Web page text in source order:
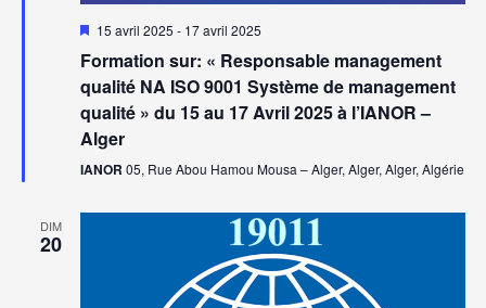
Mis
avant
15 avril 2025 - 17 avril 2025
Formation sur: « Responsable management
qualité NA ISO 9001 Système de management
qualité » du 15 au 17 Avril 2025 à l’IANOR –
Alger
IANOR 05, Rue Abou Hamou Mousa – Alger, Alger, Alger, Algérie
DIM
20